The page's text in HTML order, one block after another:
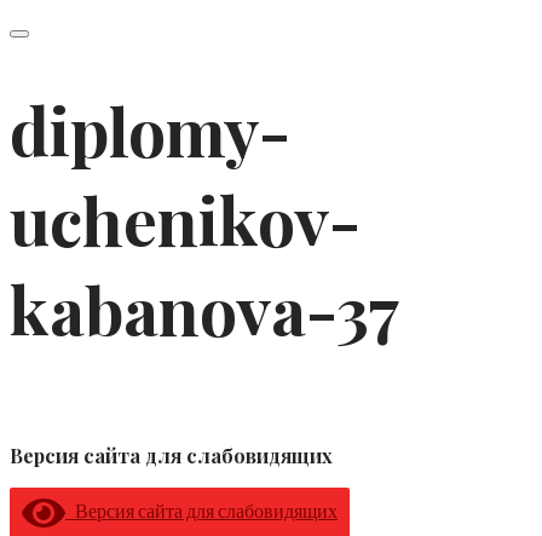
diplomy-
uchenikov-
kabanova-37
Версия сайта для слабовидящих
Версия сайта для слабовидящих